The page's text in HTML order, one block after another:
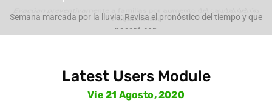
Semana marcada por la lluvia: Revisa el pronóstico del tiempo y que
Polpaico ant
Latest Users Module
Vie 21 Agosto, 2020